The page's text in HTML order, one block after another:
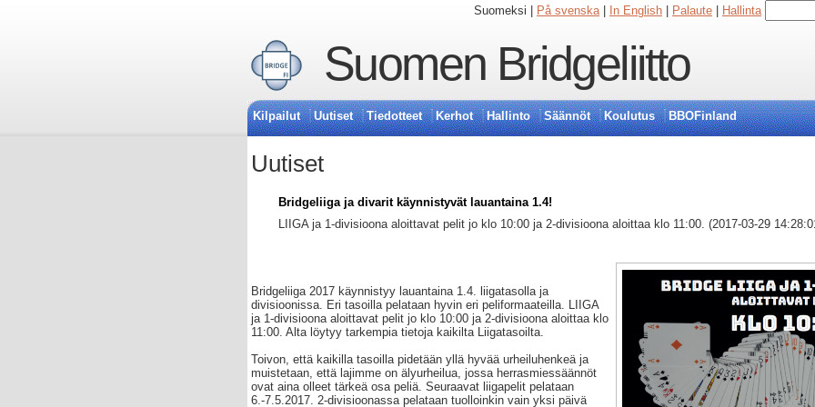
Suomeksi | På svenska| In English Palaute Hallinta
Suomen Bridgeliitto
Kilpailut Uutiset Tiedotteet Kerhot Hallinto Säännöt Koulutus BBOFinland
Uutiset
Bridgeliiga ja divarit käynnistyvät lauantaina 1.4!
LIIGA ja 1-divisioona aloittavat pelit jo klo 10:00 ja 2-divisioona aloittaa klo 11:00. (2017-03-29
Bridgeliiga 2017 käynnistyy lauantaina 1.4. liigatasolla ja
divisioonissa. Eri tasoilla pelataan hyvin eri peliformaateilla. LIIGA
ja 1-divisioona aloittavat pelit jo klo 10:00 ja 2-divisioona aloittaa klo
11:00. Alta löytyy tarkempia tietoja kaikilta Liigatasoilta.
Toivon, että kaikilla tasoilla pidetään yllä hyvää urheiluhenkeä ja
muistetaan, että lajimme on älyurheilua, jossa herrasmiessäännöt
ovat aina olleet tärkeä osa peliä. Seuraavat liigapelit pelataan
6.-7.5.2017. 2-divisioonassa pelataan tuolloinkin vain yksi päivä